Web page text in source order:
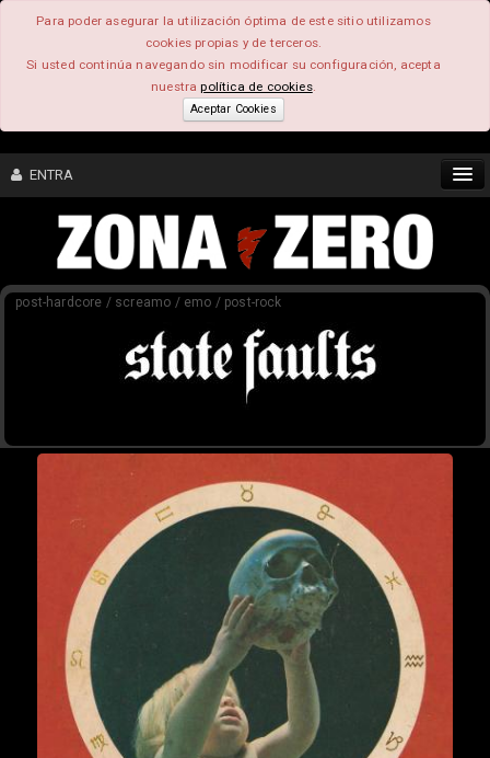
Para poder asegurar la utilización óptima de este sitio utilizamos
cookies propias y de terceros.
Si usted continúa navegando sin modificar su configuración, acepta
nuestrapolítica de cookies.
Aceptar Cookies
ENTRA
CONTENIDO
COMUNIDAD
post-hardcore / screamo / emo / post-rock